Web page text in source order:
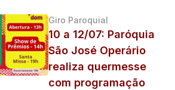
Giro Paroquial
10 a 12/07: Paróquia
São José Operário
realiza quermesse
com programação